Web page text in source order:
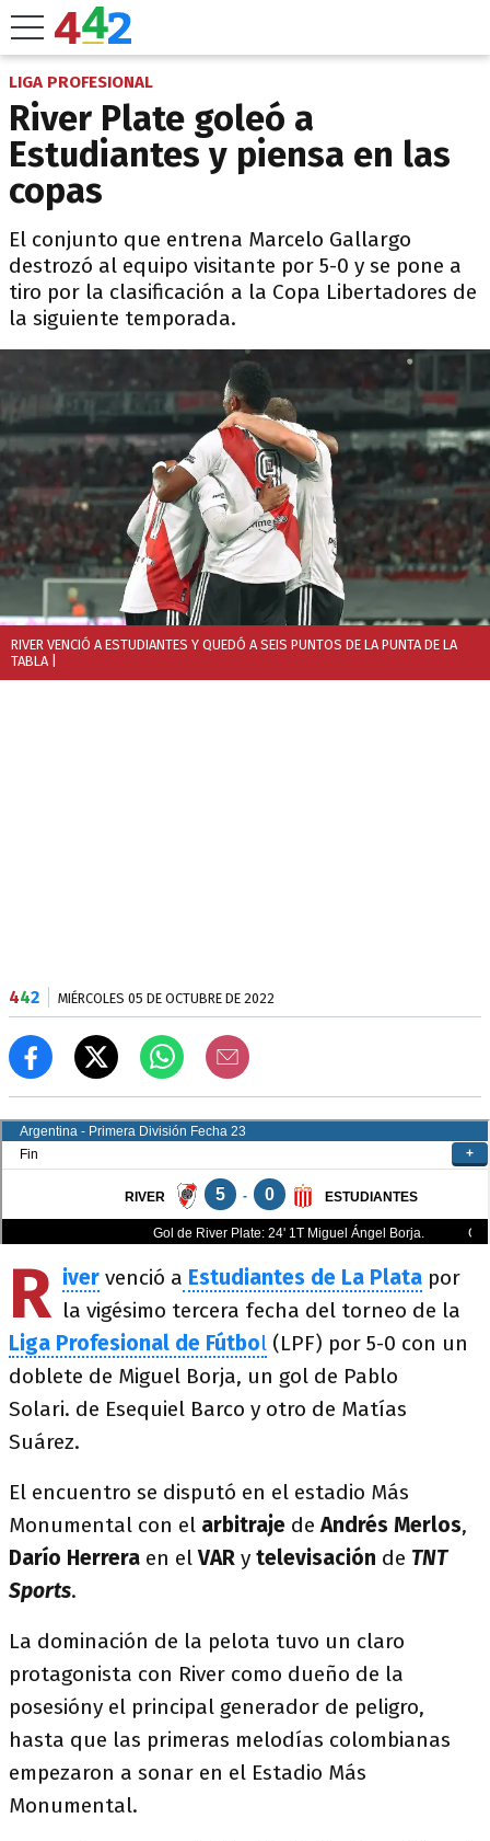
LIGA PROFESIONAL
River Plate goleó a
Estudiantes y piensa en las
copas
El conjunto que entrena Marcelo Gallargo
destrozó al equipo visitante por 5-0 y se pone a
tiro por la clasificación a la Copa Libertadores de
la siguiente temporada.
RIVER VENCIÓ A ESTUDIANTES Y QUEDÓ A SEIS PUNTOS DE LA PUNTA DE LA
TABLA
442 MIÉRCOLES 05 DE OCTUBRE DE 2022
" class="" width="100%" height="100%" style="border:0"
allowfullscreen>
R iver venció a Estudiantes de La Plata por
la vigésimo tercera fecha del torneo de la
Liga Profesional de Fútbol (LPF) por 5-0 con un
doblete de Miguel Borja, un gol de Pablo
Solari. de Esequiel Barco y otro de Matías
Suárez.
El encuentro se disputó en el estadio Más
Monumental con el arbitraje deAndrés Merlos,
Darío Herrera en elVAR y televisación de TNT
Sports.
La dominación de la pelota tuvo un claro
protagonista con River como dueño de la
posesióny el principal generador de peligro,
hasta que las primeras melodías colombianas
empezaron a sonar en el Estadio Más
Monumental.